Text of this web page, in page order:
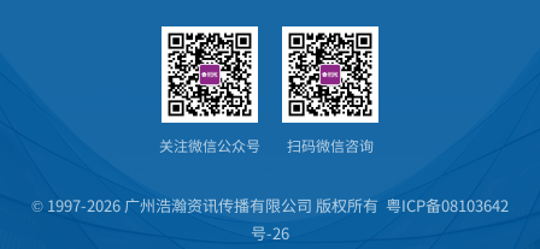
关注微信公众号 扫码微信咨询
© 1997-2026 广州浩瀚资讯传播有限公司 版权所有 粤ICP备08103642
号-26